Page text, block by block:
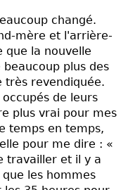
changé.
mère et l'arrière-
que la nouvelle
plus des
très revendiquée.
de leurs
plus vrai pour mes
temps en temps,
pour me dire : «
travailler et il y a
les hommes